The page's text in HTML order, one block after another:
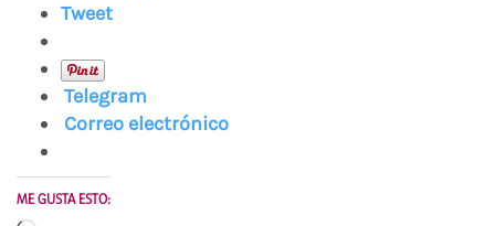
Tweet
Telegram
Correo electrónico
ME GUSTA ESTO: